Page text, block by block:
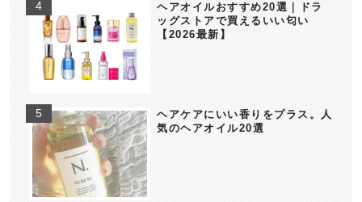
ヘアオイルおすすめ20選｜ドラ
ッグストアで買えるいい匂い
【2026最新】
ヘアケアにいい香りをプラス。人
気のヘアオイル20選